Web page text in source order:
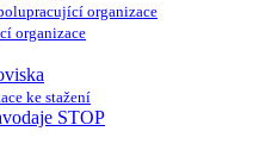
organizace
organizace
ke stažení
STOP